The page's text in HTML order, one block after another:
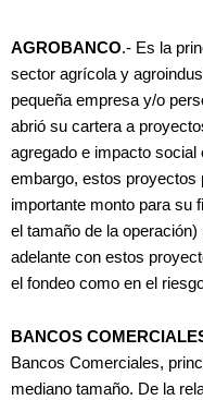
AGROBANCO.- Es la
sector agrícola y
pequeña empresa y/o
abrió su cartera a
agregado e impacto social
embargo, estos proyectos
importante monto para su
el tamaño de la
adelante con estos
el fondeo como en el
BANCOS
Bancos Comerciales,
mediano tamaño. De la